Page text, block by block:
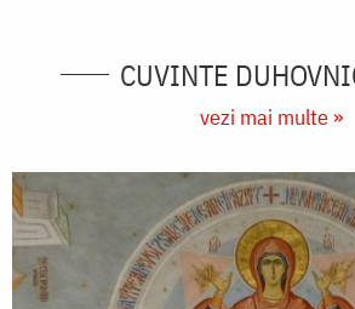
CUVINTE
vezi mai multe »